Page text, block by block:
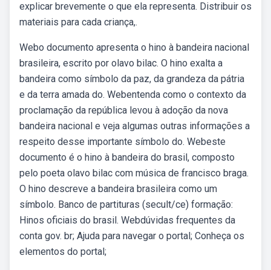
explicar brevemente o que ela representa. Distribuir os
materiais para cada criança,.
Webo documento apresenta o hino à bandeira nacional
brasileira, escrito por olavo bilac. O hino exalta a
bandeira como símbolo da paz, da grandeza da pátria
e da terra amada do. Webentenda como o contexto da
proclamação da república levou à adoção da nova
bandeira nacional e veja algumas outras informações a
respeito desse importante símbolo do. Webeste
documento é o hino à bandeira do brasil, composto
pelo poeta olavo bilac com música de francisco braga.
O hino descreve a bandeira brasileira como um
símbolo. Banco de partituras (secult/ce) formação:
Hinos oficiais do brasil. Webdúvidas frequentes da
conta gov. br; Ajuda para navegar o portal; Conheça os
elementos do portal;